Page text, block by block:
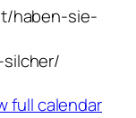
haben-sie-
full calendar